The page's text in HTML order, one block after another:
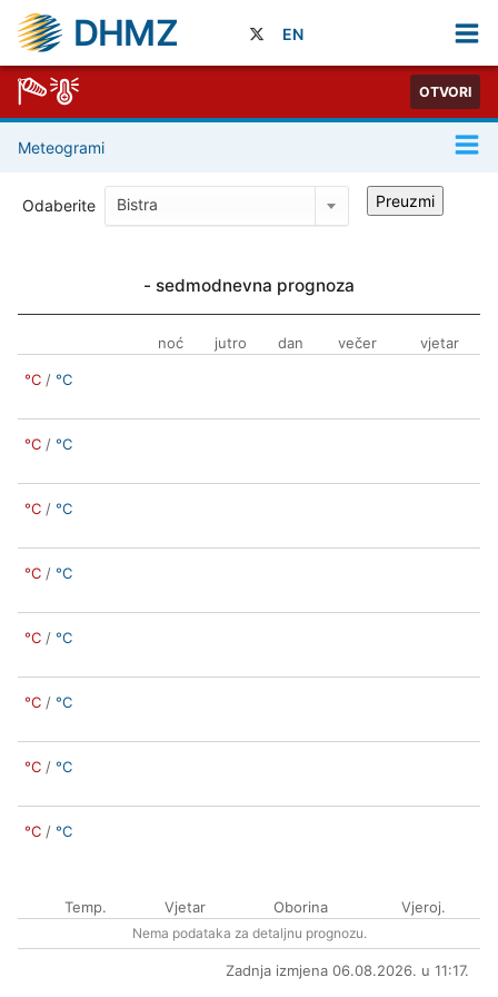
DHMZ EN
OTVORI
Meteogrami
Odaberite Bistra Preuzmi
- sedmodnevna prognoza
noć jutro dan večer vjetar
°C / °C
°C / °C
°C / °C
°C / °C
°C / °C
°C / °C
°C / °C
°C / °C
Temp. Vjetar Oborina Vjeroj.
Nema podataka za detaljnu prognozu.
Zadnja izmjena 06.08.2026. u 11:17.